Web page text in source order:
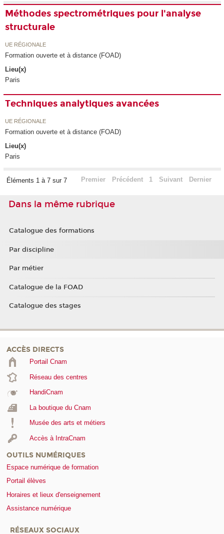
Méthodes spectrométriques pour l'analyse
structurale
UE RÉGIONALE
Formation ouverte et à distance (FOAD)
Lieu(x)
Paris
Techniques analytiques avancées
UE RÉGIONALE
Formation ouverte et à distance (FOAD)
Lieu(x)
Paris
Éléments 1 à 7 sur 7 Premier Précédent 1 Suivant Dernier
Dans la même rubrique
Catalogue des formations
Par discipline
Par métier
Catalogue de la FOAD
Catalogue des stages
ACCÈS DIRECTS
Portail Cnam
Réseau des centres
HandiCnam
La boutique du Cnam
Musée des arts et métiers
Accès à IntraCnam
OUTILS NUMÉRIQUES
Espace numérique de formation
Portail élèves
Horaires et lieux d'enseignement
Assistance numérique
RÉSEAUX SOCIAUX